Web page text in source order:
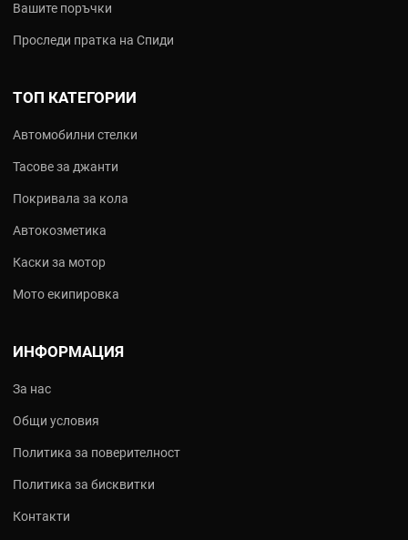
Вашите поръчки
Проследи пратка на Спиди
ТОП КАТЕГОРИИ
Автомобилни стелки
Тасове за джанти
Покривала за кола
Автокозметика
Каски за мотор
Мото екипировка
ИНФОРМАЦИЯ
За нас
Общи условия
Политика за поверителност
Политика за бисквитки
Контакти